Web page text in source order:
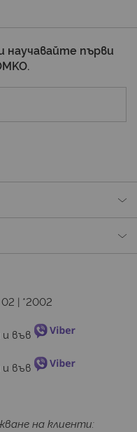
научавайте първи
| *2002
във
във
на клиенти: